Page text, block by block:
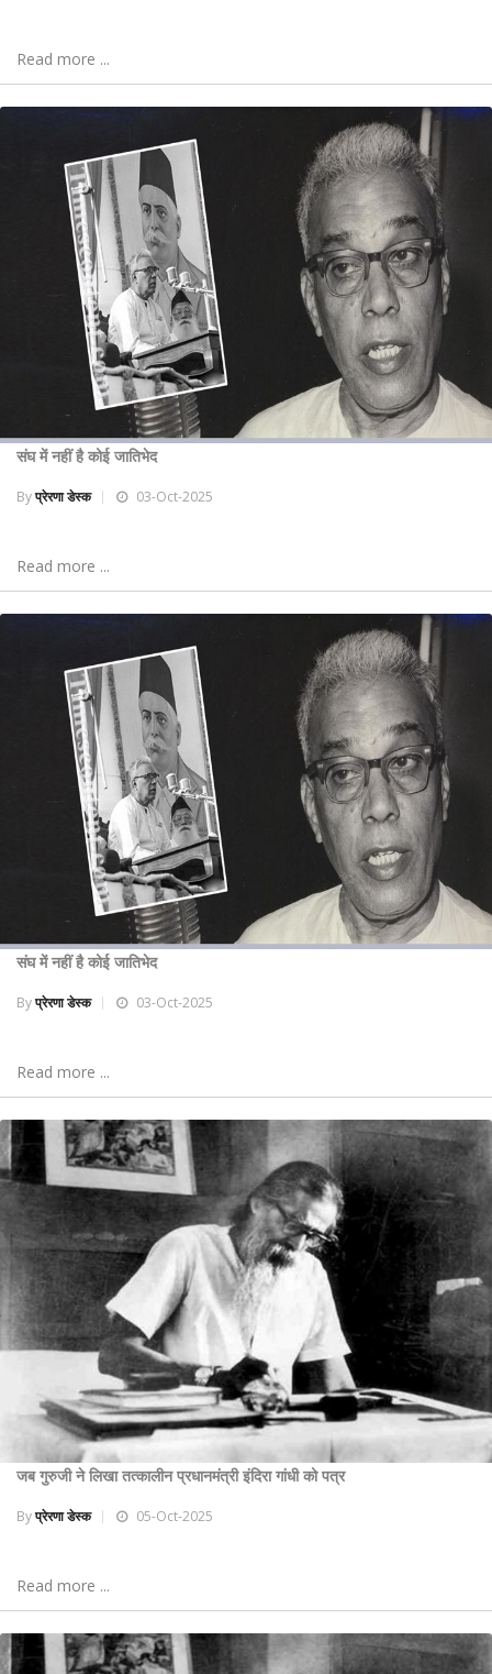
Read more ...
संघ में नहीं है कोई जातिभेद
Byप्रेरणा डेस्क 03-Oct-2025
Read more ...
संघ में नहीं है कोई जातिभेद
Byप्रेरणा डेस्क 03-Oct-2025
Read more ...
जब गुरुजी ने लिखा तत्कालीन प्रधानमंत्री इंदिरा गांधी को पत्र
Byप्रेरणा डेस्क 05-Oct-2025
Read more ...